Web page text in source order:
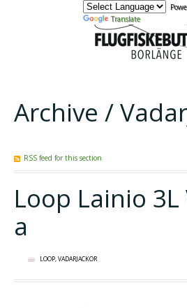
Translate
Archive /
RSS feed for this section
Loop Lainio
a
LOOP,VADARJACKOR